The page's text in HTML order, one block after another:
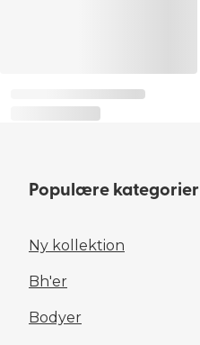
Populære kategorier
Ny kollektion
Bh'er
Bodyer